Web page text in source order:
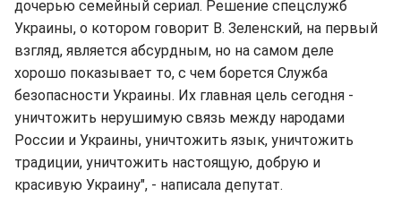
дочерью семейный сериал. Решение спецслужб
Украины, о котором говорит В. Зеленский, на первый
взгляд, является абсурдным, но на самом деле
хорошо показывает то, с чем борется Служба
безопасности Украины. Их главная цель сегодня -
уничтожить нерушимую связь между народами
России и Украины, уничтожить язык, уничтожить
традиции, уничтожить настоящую, добрую и
красивую Украину", - написала депутат.